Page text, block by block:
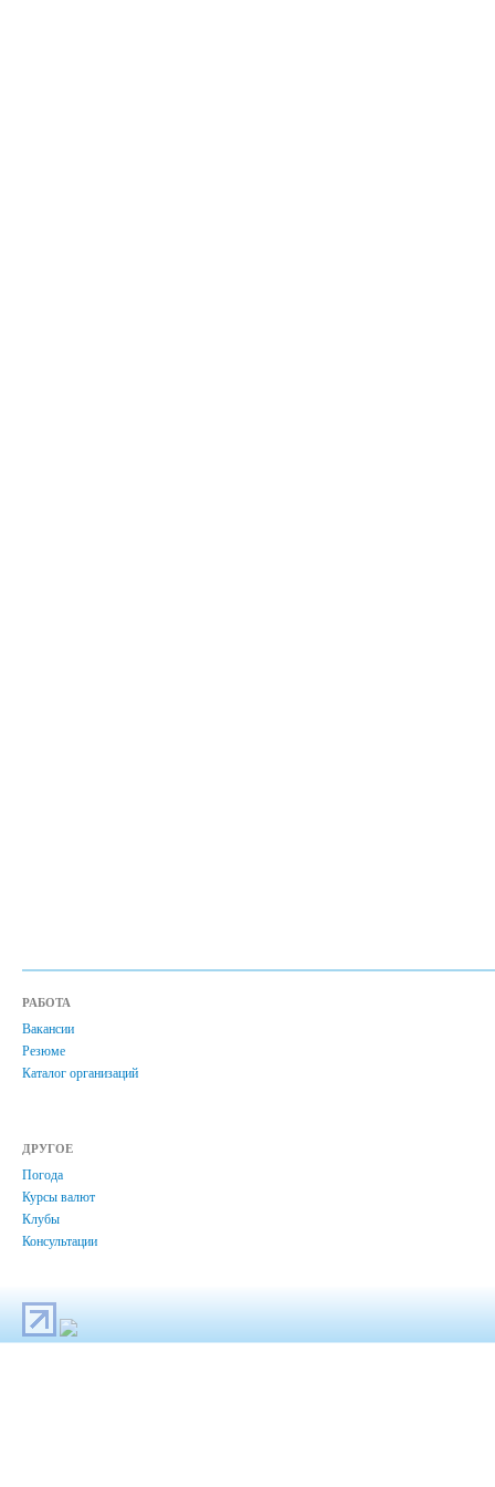
РАБОТА
Вакансии
Резюме
Каталог организаций
ДРУГОЕ
Погода
Курсы валют
Клубы
Консультации